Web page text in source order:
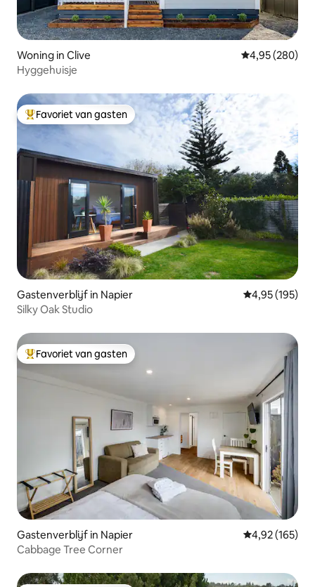
Woning in Clive Gemiddelde
4,95 (280)
Hyggehuisje
Topfavoriet van gasten
Favoriet van gasten
Gastenverblijf in Napier Gemiddelde
4,95 (195)
Silky Oak Studio
Topfavoriet van gasten
Favoriet van gasten
Gastenverblijf in Napier Gemiddelde
4,92 (165)
Cabbage Tree Corner